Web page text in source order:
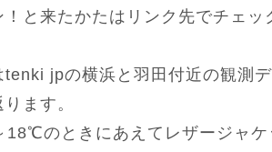
と来たかたはリンク先でチェッ
jpの横浜と羽田付近の観測
ます。
のときにあえてレザージャケ